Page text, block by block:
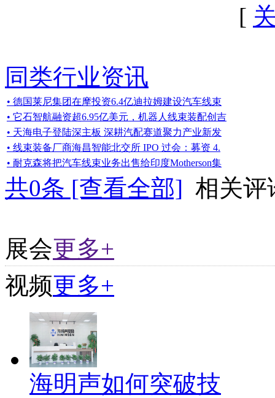
[
同类行业资讯
• 德国莱尼集团在摩投资6.4亿迪拉姆建设汽车线束
• 它石智航融资超6.95亿美元，机器人线束装配创吉
• 天海电子登陆深主板 深耕汽配赛道聚力产业新发
• 线束装备厂商海昌智能北交所 IPO 过会：募资 4.
• 耐克森将把汽车线束业务出售给印度Motherson集
共0条 [查看全部] 相关评
展会更多+
视频更多+
海明声如何突破技